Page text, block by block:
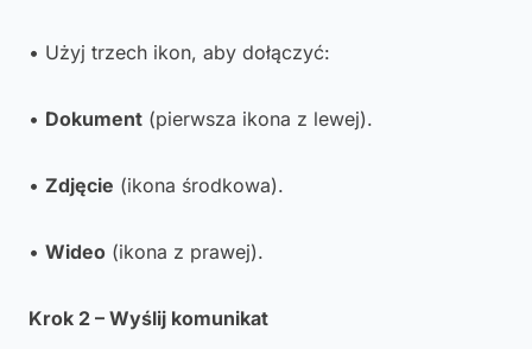
• Użyj trzech ikon, aby dołączyć:
• Dokument (pierwsza ikona z lewej).
• Zdjęcie (ikona środkowa).
• Wideo (ikona z prawej).
Krok 2 – Wyślij komunikat